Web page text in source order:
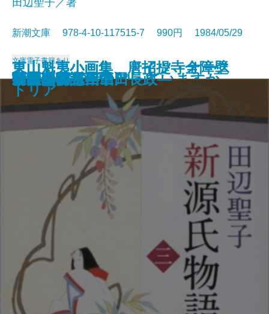
数学者の言葉では
ギリシア神話を知っていますか
一瞬の夏〔上〕
一瞬の夏〔下〕
時雨みち
音楽
東山魁夷小画集 唐招提寺全障壁
画
姥ざかり
新源氏物語〔上〕
新源氏物語〔中〕
田辺聖子／著
新潮文庫 978-4-10-117515-7 990円 1984/05/29
文庫電子書籍あり
新源氏物語〔下〕
東山魁夷小画集 ドイツ・オース
トリア
菊月夜
王国への道―山田長政―
日曜日の万年筆
春秋山伏記
言葉の海へ
富豪刑事
胡蝶の夢 三
胡蝶の夢 四